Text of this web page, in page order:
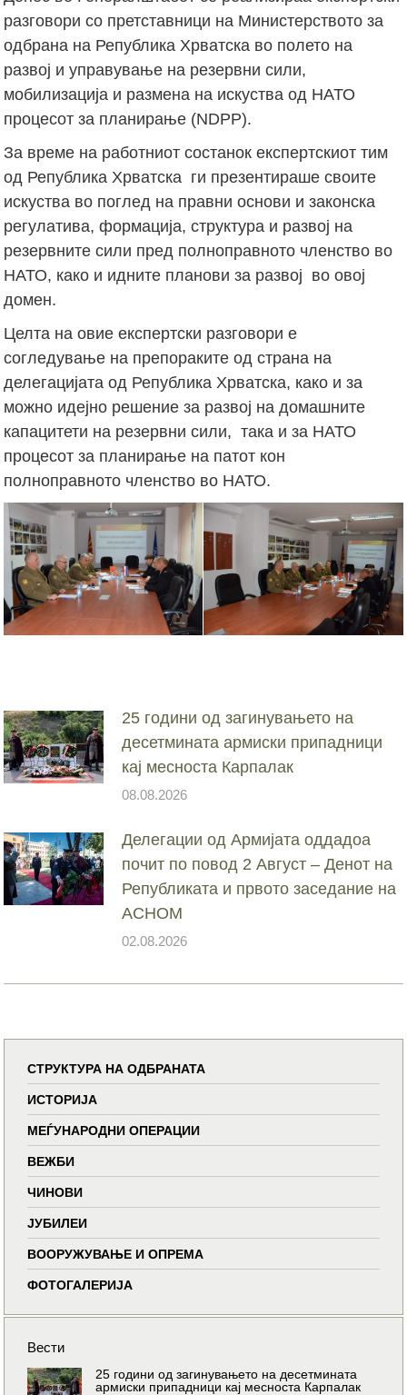
разговори со претставници на Министерството за
одбрана на Република Хрватска во полето на
развој и управување на резервни сили,
мобилизација и размена на искуства од НАТО
процесот за планирање (NDPP).
За време на работниот состанок експертскиот тим
од Република Хрватска ги презентираше своите
искуства во поглед на правни основи и законска
регулатива, формација, структура и развој на
резервните сили пред полноправното членство во
НАТО, како и идните планови за развој во овој
домен.
Целта на овие експертски разговори е
согледување на препораките од страна на
делегацијата од Република Хрватска, како и за
можно идејно решение за развој на домашните
капацитети на резервни сили, така и за НАТО
процесот за планирање на патот кон
полноправното членство во НАТО.
25 години од загинувањето на
десетмината армиски припадници
кај месноста Карпалак
08.08.2026
Делегации од Армијата оддадоа
почит по повод 2 Август – Денот на
Републиката и првото заседание на
АСНОМ
02.08.2026
СТРУКТУРА НА ОДБРАНАТА
ИСТОРИЈА
МЕЃУНАРОДНИ ОПЕРАЦИИ
ВЕЖБИ
ЧИНОВИ
ЈУБИЛЕИ
ВООРУЖУВАЊЕ И ОПРЕМА
ФОТОГАЛЕРИЈА
Вести
25 години од загинувањето на десетмината
армиски припадници кај месноста Карпалак